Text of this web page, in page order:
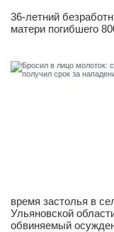
36-летний
матери погибшего
время застолья в
Ульяновской
обвиняемый